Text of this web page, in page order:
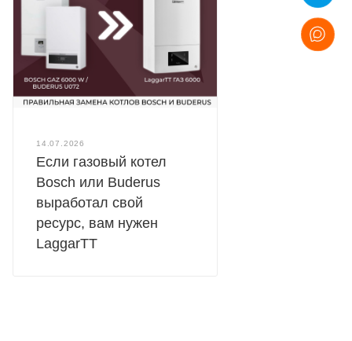
14.07.2026
Если газовый котел
Bosch или Buderus
выработал свой
ресурс, вам нужен
LaggarTT